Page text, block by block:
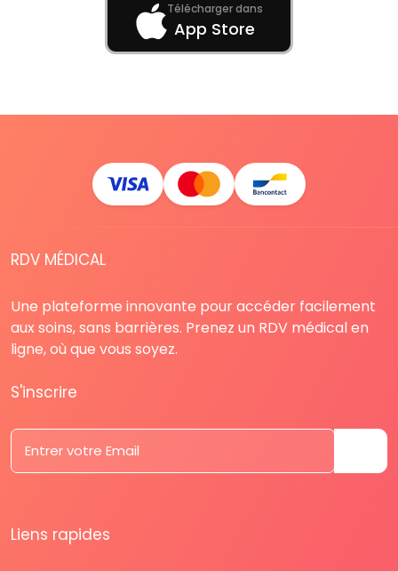
Télécharger dans
App Store
RDV MÉDICAL
Une plateforme innovante pour accéder facilement
aux soins, sans barrières. Prenez un RDV médical en
ligne, où que vous soyez.
S'inscrire
Liens rapides